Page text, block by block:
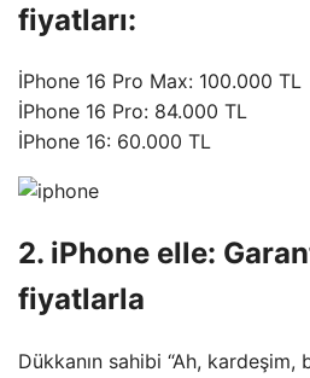
fiyatları:
İPhone 16 Pro Max: 100.000 TL
İPhone 16 Pro: 84.000 TL
İPhone 16: 60.000 TL
2. iPhone elle:
fiyatlarla
Dükkanın sahibi “Ah, kardeşim,